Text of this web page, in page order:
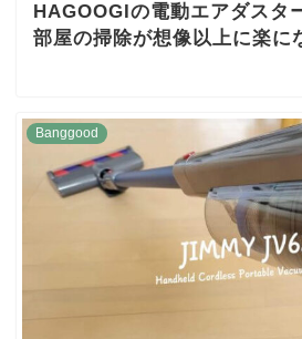
HAGOOGIの電動エアダスタ
部屋の掃除が想像以上に楽に
Banggood